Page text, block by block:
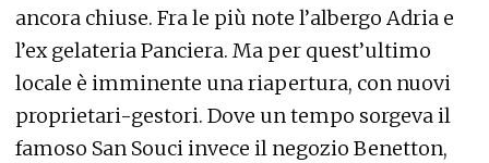
ancora chiuse. Fra le più note l’albergo Adria e
l’ex gelateria Panciera. Ma per quest’ultimo
locale è imminente una riapertura, con nuovi
proprietari-gestori. Dove un tempo sorgeva il
famoso San Souci invece il negozio Benetton,